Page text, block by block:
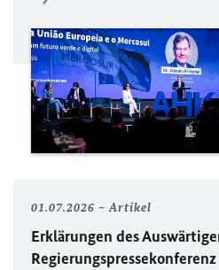
01.07.2026 Artikel
Erklärungen des